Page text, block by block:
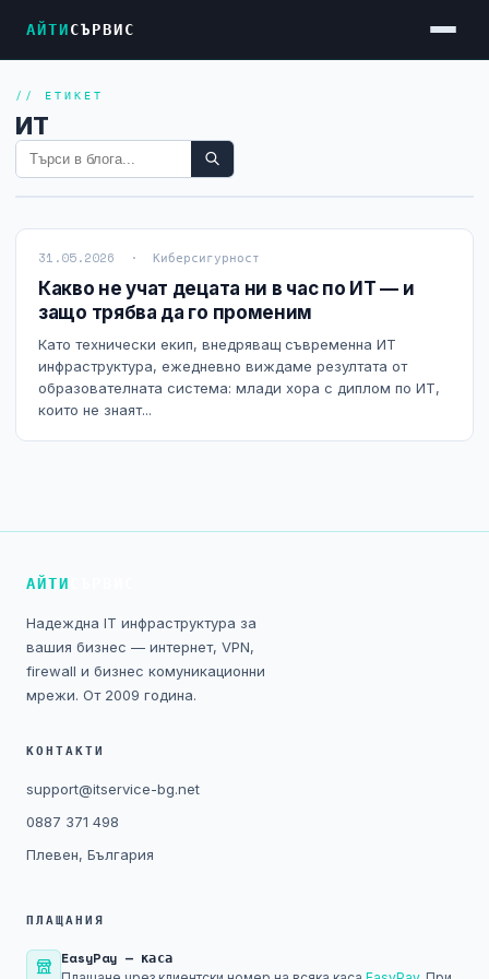
АЙТИСЪРВИС
Услуги
Достъп до Интернет
Видеонаблюдение
Firewall и VPN
Хостинг и VPS сървъри
Колокация на сървъри
Абонаментна IT поддръжка
Правна информация
GDPR
Блог
// ЕТИКЕТ
ИТ
31.05.2026 · Киберсигурност
Какво не учат децата ни в час по ИТ — и
защо трябва да го променим
Като технически екип, внедряващ съвременна ИТ
инфраструктура, ежедневно виждаме резултата от
образователната система: млади хора с диплом по ИТ,
които не знаят...
АЙТИ
Надеждна IT инфраструктура за
вашия бизнес — интернет, VPN,
firewall и бизнес комуникационни
мрежи. От 2009 година.
КОНТАКТИ
support@itservice-bg.net
0887 371 498
Плевен, България
ПЛАЩАНИЯ
EasyPay — каса